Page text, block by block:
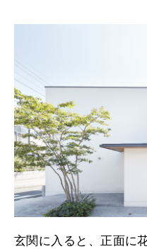
玄関に入ると、正面に